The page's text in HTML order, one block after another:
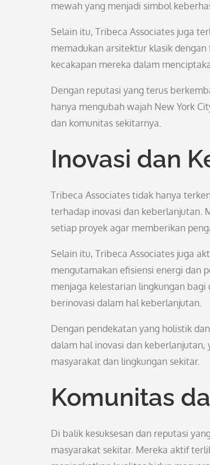
mewah yang menjadi simbol
Selain itu, Tribeca Associates juga
memadukan arsitektur klasik
kecakapan mereka dalam
Dengan reputasi yang terus
hanya mengubah wajah New York
dan komunitas sekitarnya.
Inovasi dan
Tribeca Associates tidak hanya
terhadap inovasi dan keberlanjutan.
setiap proyek agar memberikan
Selain itu, Tribeca Associates juga
mengutamakan efisiensi energi dan
menjaga kelestarian lingkungan
berinovasi dalam hal keberlanjutan.
Dengan pendekatan yang holistik
dalam hal inovasi dan
masyarakat dan lingkungan sekitar.
Komunitas
Di balik kesuksesan dan reputasi
masyarakat sekitar. Mereka aktif